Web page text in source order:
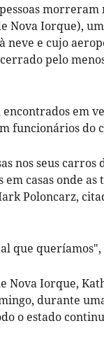
morreram
Nova Iorque),
neve e cujo
pelo
em
funcionários do
nos seus
em casas onde
Poloncarz,
que
Nova Iorque,
durante
o estado